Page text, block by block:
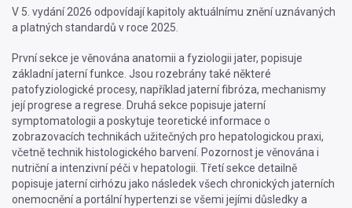
V 5. vydání 2026 odpovídají kapitoly aktuálnímu znění uznávaných
a platných standardů v roce 2025.
První sekce je věnována anatomii a fyziologii jater, popisuje
základní jaterní funkce. Jsou rozebrány také některé
patofyziologické procesy, například jaterní fibróza, mechanismy
její progrese a regrese. Druhá sekce popisuje jaterní
symptomatologii a poskytuje teoretické informace o
zobrazovacích technikách užitečných pro hepatologickou praxi,
včetně technik histologického barvení. Pozornost je věnována i
nutriční a intenzivní péči v hepatologii. Třetí sekce detailně
popisuje jaterní cirhózu jako následek všech chronických jaterních
onemocnění a portální hypertenzi se všemi jejími důsledky a